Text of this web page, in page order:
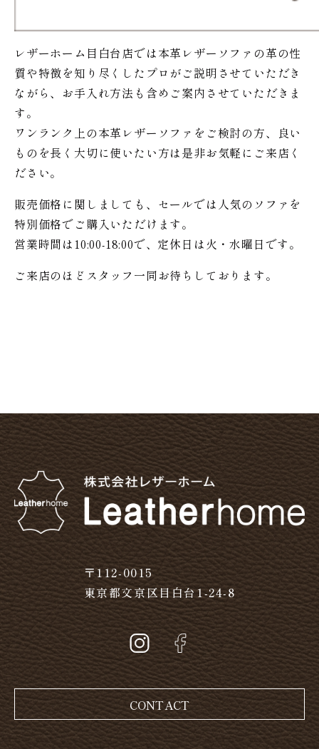
レザーホーム目白台店では本革レザーソファの革の性
質や特徴を知り尽くしたプロがご説明させていただき
ながら、お手入れ方法も含めご案内させていただきま
す。
ワンランク上の本革レザーソファをご検討の方、良い
ものを長く大切に使いたい方は是非お気軽にご来店く
ださい。
販売価格に関しましても、セールでは人気のソファを
特別価格でご購入いただけます。
営業時間は10:00-18:00で、定休日は火・水曜日です。
ご来店のほどスタッフ一同お待ちしております。
〒112-0015
東京都文京区目白台1-24-8
CONTACT